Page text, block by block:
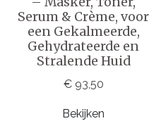
Serum & Crème, voor
een Gekalmeerde,
Gehydrateerde en
Stralende Huid
€ 93,50
Bekijken